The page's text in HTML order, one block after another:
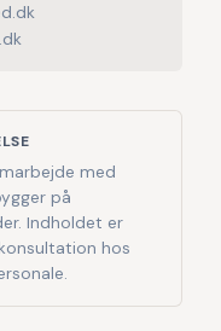
med
på
Indholdet er
hos